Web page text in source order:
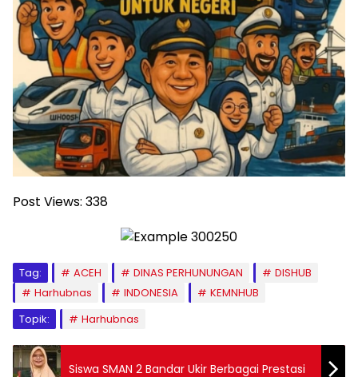
Post Views: 338
Tag: ACEH DINAS PERHUNUNGAN
DISHUB
Harhubnas
INDONESIA
KEMNHUB
Topik:
Harhubnas
Siswa SMAN 2 Bandar Ukir Berbagai Prestasi